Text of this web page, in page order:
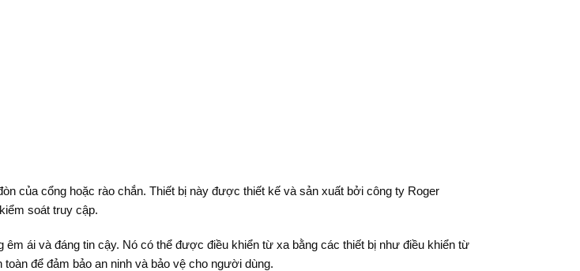
của cổng hoặc rào chắn. Thiết bị này được thiết kế và sản xuất bởi công ty Roger
soát truy cập.
ái và đáng tin cậy. Nó có thể được điều khiển từ xa bằng các thiết bị như điều khiển từ
để đảm bảo an ninh và bảo vệ cho người dùng.